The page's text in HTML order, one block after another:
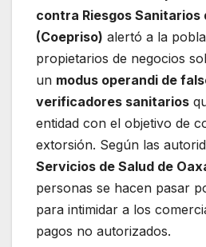
contra Riesgos Sanitarios
(Coepriso) alertó a la
propietarios de negocios
un modus operandi de
verificadores sanitarios
entidad con el objetivo de
extorsión. Según las
Servicios de Salud de
personas se hacen pasar
para intimidar a los
pagos no autorizados.